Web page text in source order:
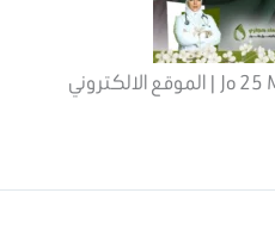
Jo 25 Mar 27 Frame Artical 13 Copy | الموقع الالكتروني